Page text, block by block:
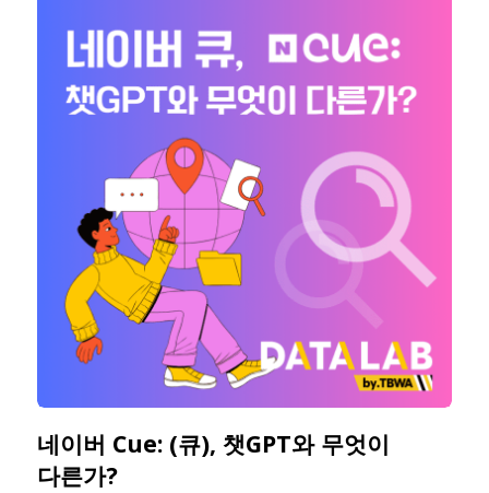
네이버 Cue: (큐), 챗GPT와 무엇이
다른가?